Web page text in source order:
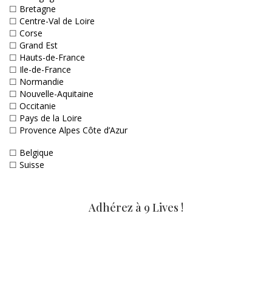
☐ Bretagne
☐ Centre-Val de Loire
☐ Corse
☐ Grand Est
☐ Hauts-de-France
☐ Ile-de-France
☐ Normandie
☐ Nouvelle-Aquitaine
☐ Occitanie
☐ Pays de la Loire
☐ Provence Alpes Côte d’Azur
☐ Belgique
☐ Suisse
Adhérez à 9 Lives !